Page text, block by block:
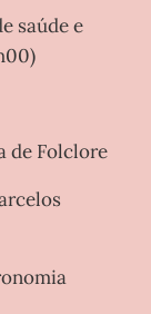
saúde e
de Folclore